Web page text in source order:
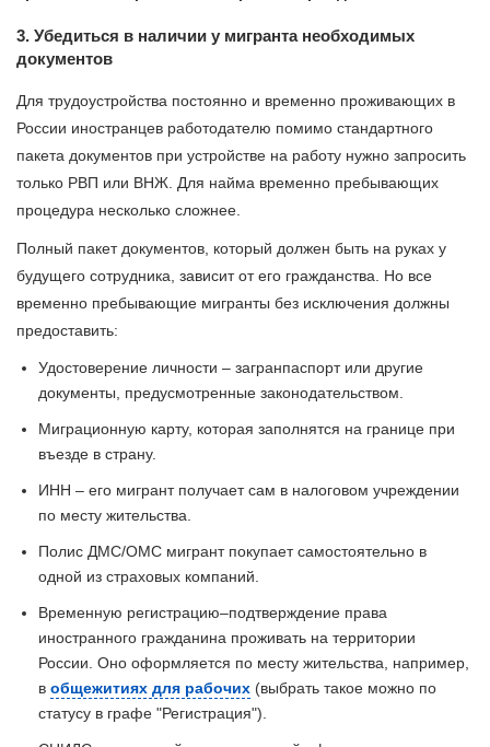
3. Убедиться в наличии у мигранта необходимых
документов
Для трудоустройства постоянно и временно проживающих в
России иностранцев работодателю помимо стандартного
пакета документов при устройстве на работу нужно запросить
только РВП или ВНЖ. Для найма временно пребывающих
процедура несколько сложнее.
Полный пакет документов, который должен быть на руках у
будущего сотрудника, зависит от его гражданства. Но все
временно пребывающие мигранты без исключения должны
предоставить:
Удостоверение личности – загранпаспорт или другие
документы, предусмотренные законодательством.
Миграционную карту, которая заполнятся на границе при
въезде в страну.
ИНН – его мигрант получает сам в налоговом учреждении
по месту жительства.
Полис ДМС/ОМС мигрант покупает самостоятельно в
одной из страховых компаний.
Временную регистрацию–подтверждение права
иностранного гражданина проживать на территории
России. Оно оформляется по месту жительства, например,
в общежитиях для рабочих (выбрать такое можно по
статусу в графе "Регистрация").